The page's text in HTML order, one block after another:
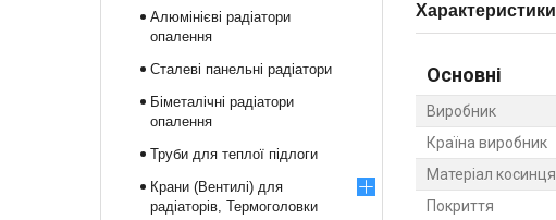
Характеристики
Основні
Виробник
Країна виробник
Матеріал косинця
Покриття
Алюмінієві радіатори
опалення
Сталеві панельні радіатори
Біметалічні радіатори
опалення
Труби для теплої підлоги
Крани (Вентилі) для
радіаторів, Термоголовки